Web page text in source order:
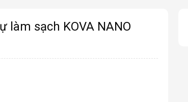
làm sạch KOVA NANO